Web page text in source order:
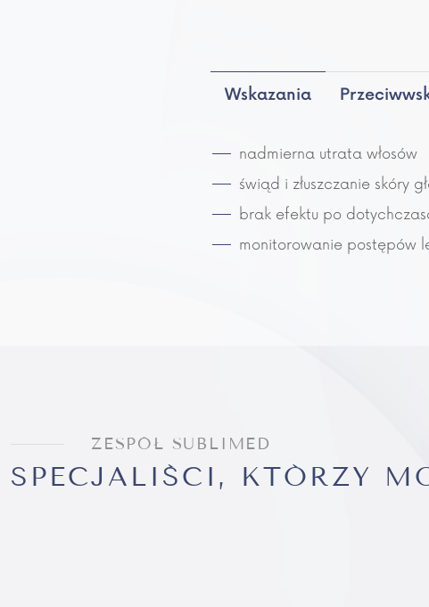
Wskazania
nadmierna utrata włosów
świąd i złuszczanie skóry
brak efektu po
monitorowanie postępów
ZESPÓŁ SUBLIMED
SPECJALIŚCI, KTÓRZY